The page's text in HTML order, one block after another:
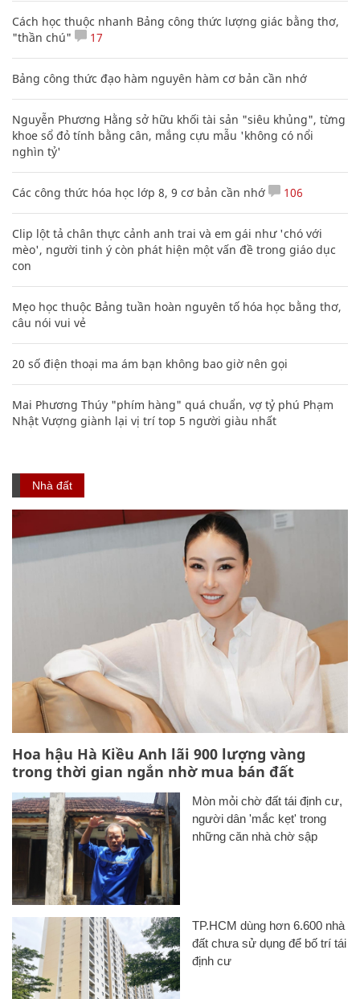
Cách học thuộc nhanh Bảng công thức lượng giác bằng thơ,
"thần chú"
17
Bảng công thức đạo hàm nguyên hàm cơ bản cần nhớ
Nguyễn Phương Hằng sở hữu khối tài sản "siêu khủng", từng
khoe sổ đỏ tính bằng cân, mắng cựu mẫu 'không có nổi
nghìn tỷ'
Các công thức hóa học lớp 8, 9 cơ bản cần nhớ 106
Clip lột tả chân thực cảnh anh trai và em gái như 'chó với
mèo', người tinh ý còn phát hiện một vấn đề trong giáo dục
con
Mẹo học thuộc Bảng tuần hoàn nguyên tố hóa học bằng thơ,
câu nói vui vẻ
20 số điện thoại ma ám bạn không bao giờ nên gọi
Mai Phương Thúy "phím hàng" quá chuẩn, vợ tỷ phú Phạm
Nhật Vượng giành lại vị trí top 5 người giàu nhất
Nhà đất
Hoa hậu Hà Kiều Anh lãi 900 lượng vàng
trong thời gian ngắn nhờ mua bán đất
Mòn mỏi chờ đất tái định cư,
người dân 'mắc kẹt' trong
những căn nhà chờ sập
TP.HCM dùng hơn 6.600 nhà
đất chưa sử dụng để bố trí tái
định cư